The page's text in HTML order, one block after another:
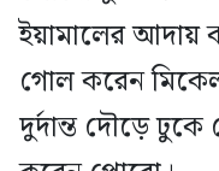
ইয়ামালের আদায়
গোল করেন
দুর্দান্ত দৌড়ে ঢুকে